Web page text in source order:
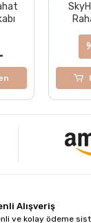
Alışveriş
ve kolay ödeme